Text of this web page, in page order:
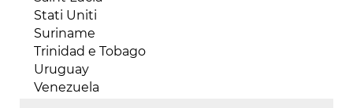
Mozambico
Niger
Nigeria
Repubblica Centraficana
Repubblica del Congo (Congo-Brazaville)
Stati Uniti
Suriname
Trinidad e Tobago
Uruguay
Venezuela